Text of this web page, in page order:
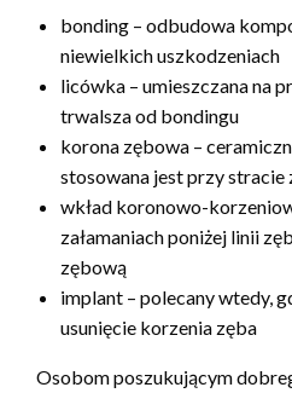
bonding – odbudowa
niewielkich uszkodzeniach
licówka – umieszczana na
trwalsza od bondingu
korona zębowa –
stosowana jest przy stracie
wkład koronowo-
załamaniach poniżej linii
zębową
implant – polecany wtedy,
usunięcie korzenia zęba
Osobom poszukującym